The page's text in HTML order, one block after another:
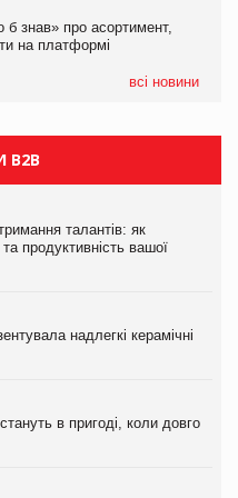
знав» про асортимент,
на платформі
всі новини
мережу магазинів
B2B
талантів: як
продуктивність вашої
надлегкі керамічні
в пригоді, коли довго